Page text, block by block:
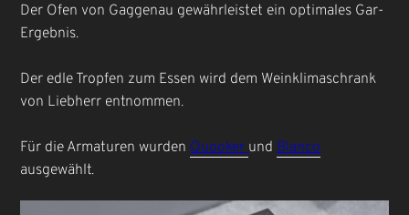
Der Ofen von Gaggenau gewährleistet ein optimales Gar-
Ergebnis.
Der edle Tropfen zum Essen wird dem Weinklimaschrank
von Liebherr entnommen.
Für die Armaturen wurden Quooker und Blanco
ausgewählt.